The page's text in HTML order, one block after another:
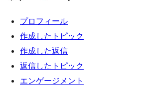
プロフィール
作成したトピック
作成した返信
返信したトピック
エンゲージメント